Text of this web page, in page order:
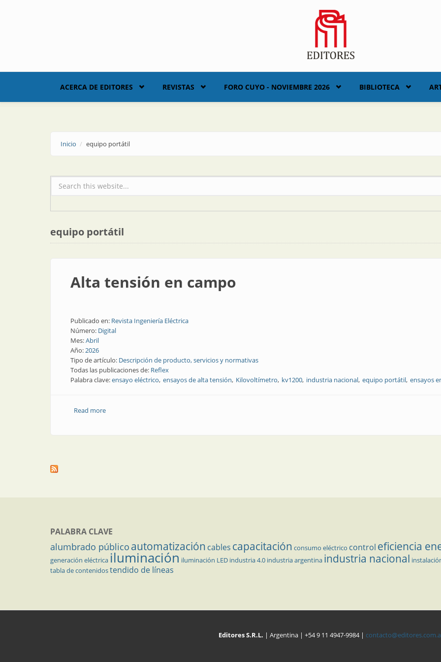
ACERCA DE EDITORES REVISTAS FORO CUYO - NOVIEMBRE 2026 BIBLIOTECA
Inicio equipo portátil
Formulario de búsqueda
equipo portátil
Alta tensión en campo
Publicado en: Revista Ingeniería Eléctrica
Número: Digital
Mes:Abril
Año:2026
Tipo de artículo: Descripción de producto, servicios y normativas
Todas las publicaciones de: Reflex
Palabra clave:ensayo eléctrico ensayos de alta tensión Kilovoltímetro kv1200 industria nacional equipo portátil ensayos
Read moreabout Alta tensión en campo
PALABRA CLAVE
alumbrado público automatización cables capacitación consumo eléctrico control eficiencia
generación eléctrica iluminación iluminación LED industria 4.0 industria argentina industria nacional
tabla de contenidostendido de líneas
Editores S.R.L. | Argentina | +54 9 11 4947-9984 |